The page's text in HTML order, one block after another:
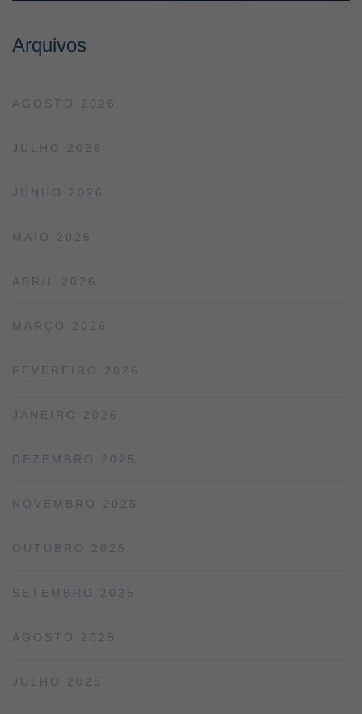
Arquivos
AGOSTO 2026
JULHO 2026
JUNHO 2026
MAIO 2026
ABRIL 2026
MARÇO 2026
FEVEREIRO 2026
JANEIRO 2026
DEZEMBRO 2025
NOVEMBRO 2025
OUTUBRO 2025
SETEMBRO 2025
AGOSTO 2025
JULHO 2025